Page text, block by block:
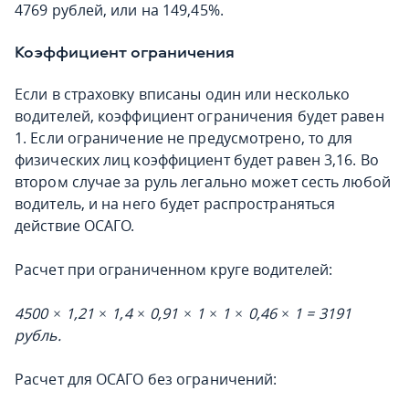
4769 рублей, или на 149,45%.
Коэффициент ограничения
Если в страховку вписаны один или несколько
водителей, коэффициент ограничения будет равен
1. Если ограничение не предусмотрено, то для
физических лиц коэффициент будет равен 3,16. Во
втором случае за руль легально может сесть любой
водитель, и на него будет распространяться
действие ОСАГО.
Расчет при ограниченном круге водителей:
4500 × 1,21 × 1,4 × 0,91 × 1 × 1 × 0,46 × 1 = 3191
рубль.
Расчет для ОСАГО без ограничений: